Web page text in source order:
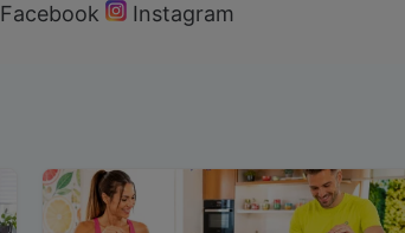
Facebook Instagram